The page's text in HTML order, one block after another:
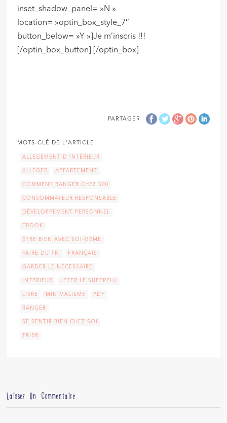
inset_shadow_panel= »N »
location= »optin_box_style_7″
button_below= »Y »]Je m’inscris !!!
[/optin_box_button] [/optin_box]
PARTAGER
MOTS-CLÉ DE L'ARTICLE
ALLÉGEMENT D'INTÉRIEUR
ALLÉGER APPARTEMENT
COMMENT RANGER CHEZ SOI
CONSOMMATEUR RESPONSABLE
DÉVELOPPEMENT PERSONNEL
EBOOK
ÊTRE BIEN AVEC SOI-MÊME
FAIRE DU TRI FRANÇAIS
GARDER LE NÉCESSAIRE
INTÉRIEUR JETER LE SUPERFLU
LIVRE MINIMALISME PDF
RANGER
SE SENTIR BIEN CHEZ SOI
TRIER
Laissez Un Commentaire